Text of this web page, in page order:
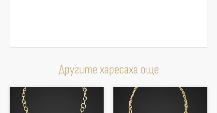
Другите харесаха още